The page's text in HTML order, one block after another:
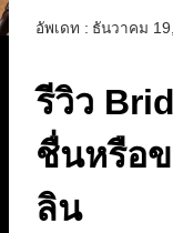
อัพเดท : ธันวาคม
รีวิว
ชื่นหรือ
ลิน